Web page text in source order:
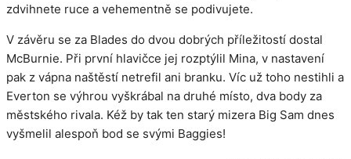
zdvihnete ruce a vehementně se podivujete.
V závěru se za Blades do dvou dobrých příležitostí dostal
McBurnie. Při první hlavičce jej rozptýlil Mina, v nastavení
pak z vápna naštěstí netrefil ani branku. Víc už toho nestihli a
Everton se výhrou vyškrábal na druhé místo, dva body za
městského rivala. Kéž by tak ten starý mizera Big Sam dnes
vyšmelil alespoň bod se svými Baggies!